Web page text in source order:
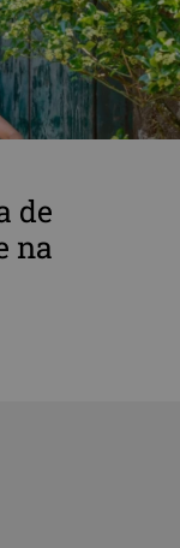
de
na